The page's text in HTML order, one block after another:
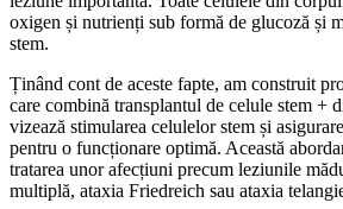
oxigen și nutrienți sub formă de glucoză și
stem.
Ținând cont de aceste fapte, am construit
care combină transplantul de celule stem +
vizează stimularea celulelor stem și
pentru o funcționare optimă. Această
tratarea unor afecțiuni precum leziunile
multiplă, ataxia Friedreich sau ataxia